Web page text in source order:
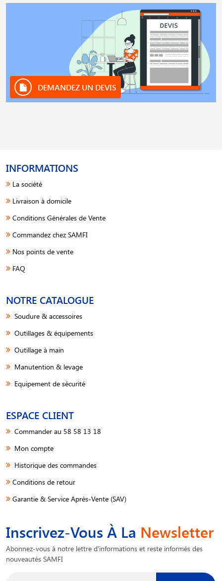
DEMANDEZ UN DEVIS
INFORMATIONS
La société
Livraison à domicile
Conditions Générales de Vente
Commandez chez SAMFI
Nos points de vente
FAQ
NOTRE CATALOGUE
Soudure & accessoires
Outillages & équipements
Outillage à main
Manutention & levage
Equipement de sécurité
ESPACE CLIENT
Commander au 58 58 13 18
Mon compte
Historique des commandes
Conditions de retour
Garantie & Service Après-Vente (SAV)
Inscrivez-Vous À La Newsletter
Abonnez-vous à notre lettre d'informations et reste informés des
nouveautés SAMFI